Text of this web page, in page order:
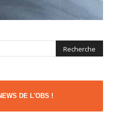
DE L'OBS !